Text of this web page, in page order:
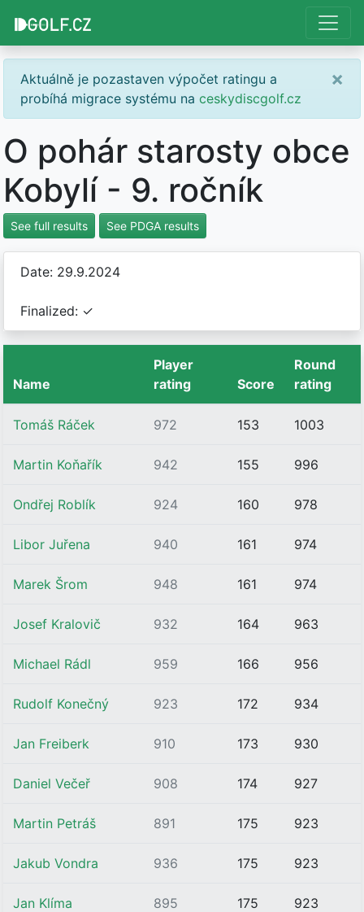
Aktuálně je pozastaven výpočet ratingu a
probíhá migrace systému na ceskydiscgolf.cz
×
O pohár starosty obce
Kobylí - 9. ročník
See full results See PDGA results
Date: 29.9.2024
Finalized: ✓
Name
Player
rating
Score
Round
rating
Tomáš Ráček 972 153 1003
Martin Koňařík 942 155 996
Ondřej Roblík 924 160 978
Libor Juřena 940 161 974
Marek Šrom 948 161 974
Josef Kralovič 932 164 963
Michael Rádl 959 166 956
Rudolf Konečný 923 172 934
Jan Freiberk 910 173 930
Daniel Večeř 908 174 927
Martin Petráš 891 175 923
Jakub Vondra 936 175 923
Jan Klíma 895 175 923